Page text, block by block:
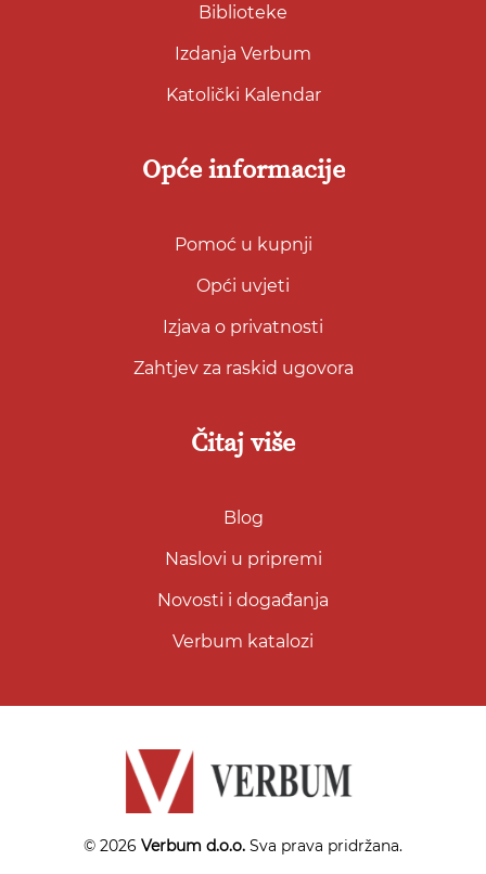
Biblioteke
Izdanja Verbum
Katolički Kalendar
Opće informacije
Pomoć u kupnji
Opći uvjeti
Izjava o privatnosti
Zahtjev za raskid ugovora
Čitaj više
Blog
Naslovi u pripremi
Novosti i događanja
Verbum katalozi
© 2026 Verbum d.o.o. Sva prava pridržana.